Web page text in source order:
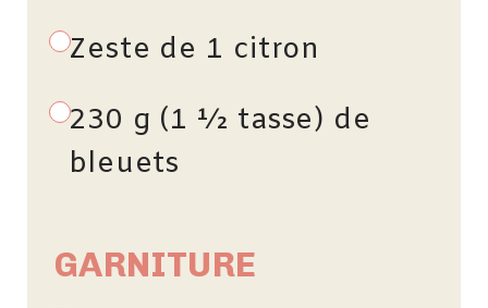
Zeste de 1 citron
230 g (1 ½ tasse) de
bleuets
GARNITURE